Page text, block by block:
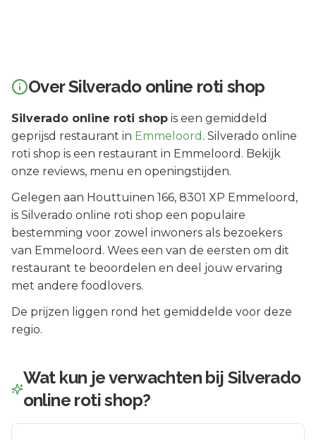
OverSilverado online roti shop
Silverado online roti shop is een gemiddeld
geprijsd restaurant in Emmeloord . Silverado online
roti shop is een restaurant in Emmeloord. Bekijk
onze reviews, menu en openingstijden.
Gelegen aan Houttuinen 166, 8301 XP Emmeloord ,
is Silverado online roti shop een populaire
bestemming voor zowel inwoners als bezoekers
van Emmeloord . Wees een van de eersten om dit
restaurant te beoordelen en deel jouw ervaring
met andere foodlovers.
De prijzen liggen rond het gemiddelde voor deze
regio.
Wat kun je verwachten bij Silverado
online roti shop?